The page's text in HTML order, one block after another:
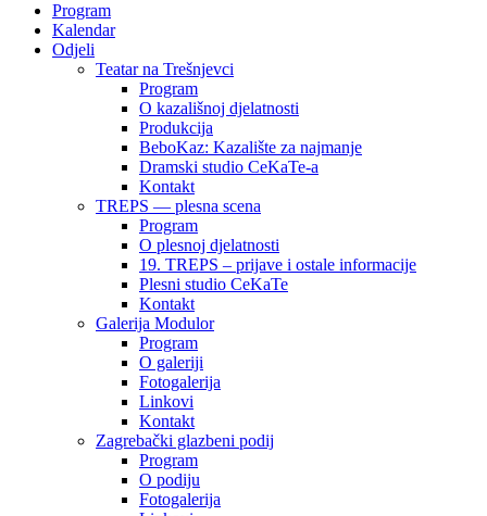
Program
Kalendar
Odjeli
Teatar na Trešnjevci
Program
O kazališnoj djelatnosti
Produkcija
BeboKaz: Kazalište za najmanje
Dramski studio CeKaTe-a
Kontakt
TREPS — plesna scena
Program
O plesnoj djelatnosti
19. TREPS – prijave i ostale informacije
Plesni studio CeKaTe
Kontakt
Galerija Modulor
Program
O galeriji
Fotogalerija
Linkovi
Kontakt
Zagrebački glazbeni podij
Program
O podiju
Fotogalerija